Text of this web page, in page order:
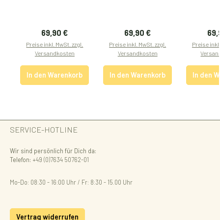
Regulärer Preis:
69,90 €
Preise inkl. MwSt. zzgl.
Versandkosten
In den Warenkorb
Regulärer Preis:
69,90 €
Preise inkl. MwSt. zzgl.
Versandkosten
In den Warenkorb
Preise
In den
SERVICE-HOTLINE
Wir sind persönlich für Dich da:
Telefon: +49 (0)7634 50762-01
Mo-Do: 08:30 - 16:00 Uhr / Fr: 8:30 - 15.00 Uhr
Vertrag widerrufen